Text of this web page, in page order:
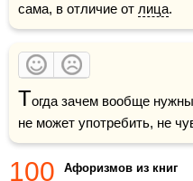
сама, в отличие от лица.
Тогда зачем вообще
не может употребить, не
100 Афоризмов из книг